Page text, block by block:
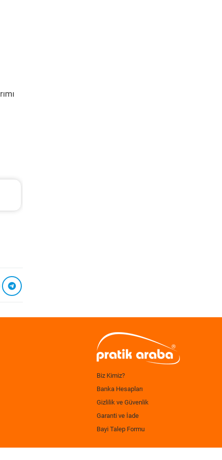
Biz Kimiz?
Banka Hesapları
Gizlilik ve Güvenlik
Garanti ve İade
Bayi Talep Formu